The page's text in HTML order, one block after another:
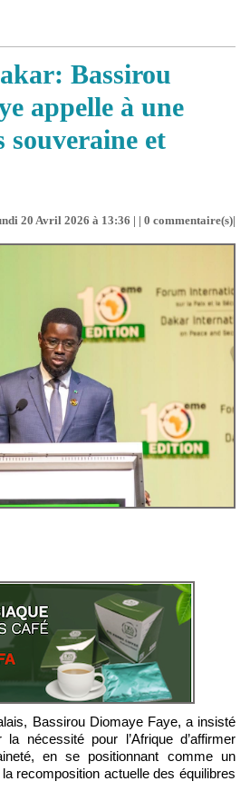
Bassirou
appelle à une
et
20 Avril 2026 à 13:36 | | 0 commentaire(s)|
nécessité pour l’Afrique d’affirmer
en se positionnant comme un
recomposition actuelle des équilibres